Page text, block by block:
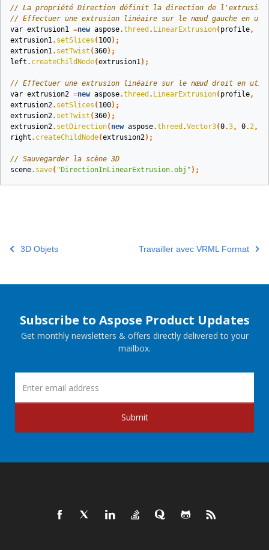
// La propriété Direction définit la direction de
// Effectuer une extrusion linéaire sur le nœud gauche en
var extrusion1 =new aspose.threed . LinearExtrusion( profile,
extrusion1. setSlices ( 100);
extrusion1. setTwist (360);
left . createChildNode(extrusion1);
// Effectuer une extrusion linéaire sur le nœud droit en
var extrusion2 =new aspose.threed . LinearExtrusion( profile,
extrusion2. setSlices ( 100);
extrusion2. setTwist (360);
extrusion2. setDirection( new aspose.threed .Vector3(0.3, 0.2,
right . createChildNode(extrusion2);
// Sauvegarder la scène 3D
scene. save( "DirectionInLinearExtrusion.obj" );
3D Objets Travailler avec VRML Format
Subscribe to Aspose Product Updates
Get monthly newsletters & offers directly delivered to your
mailbox.
Submit